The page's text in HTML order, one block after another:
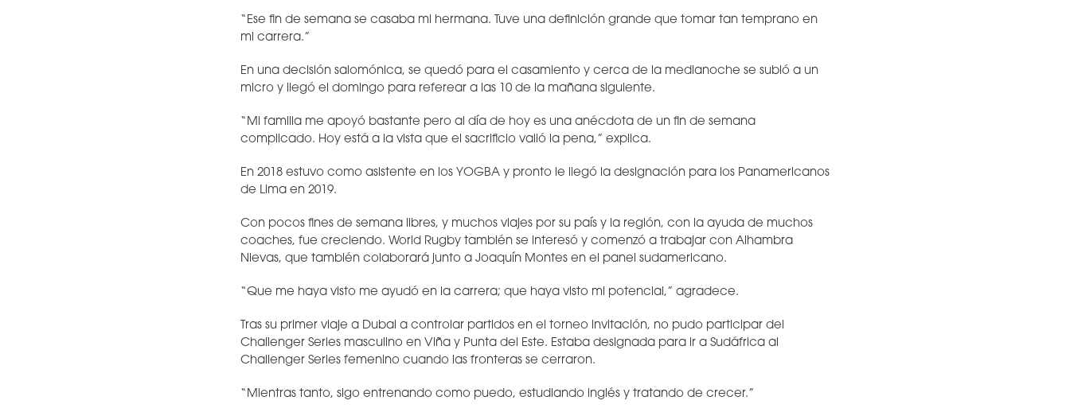
“Ese fin de semana se casaba mi hermana. Tuve una definición grande que tomar tan temprano en
mi carrera.”
En una decisión salomónica, se quedó para el casamiento y cerca de la medianoche se subió a un
micro y llegó el domingo para referear a las 10 de la mañana siguiente.
“Mi familia me apoyó bastante pero al día de hoy es una anécdota de un fin de semana
complicado. Hoy está a la vista que el sacrificio valió la pena,” explica.
En 2018 estuvo como asistente en los YOGBA y pronto le llegó la designación para los Panamericanos
de Lima en 2019.
Con pocos fines de semana libres, y muchos viajes por su país y la región, con la ayuda de muchos
coaches, fue creciendo. World Rugby también se interesó y comenzó a trabajar con Alhambra
Nievas, que también colaborará junto a Joaquín Montes en el panel sudamericano.
“Que me haya visto me ayudó en la carrera; que haya visto mi potencial,” agradece.
Tras su primer viaje a Dubai a controlar partidos en el torneo invitación, no pudo participar del
Challenger Series masculino en Viña y Punta del Este. Estaba designada para ir a Sudáfrica al
Challenger Series femenino cuando las fronteras se cerraron.
“Mientras tanto, sigo entrenando como puedo, estudiando inglés y tratando de crecer.”